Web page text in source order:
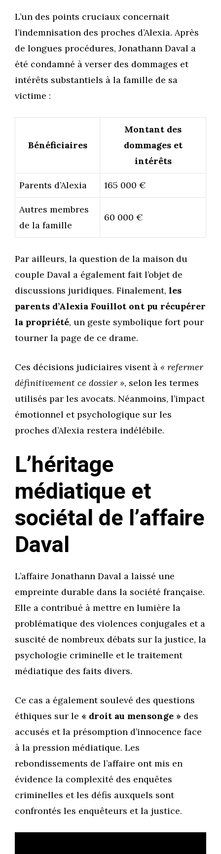
L’un des points cruciaux concernait
l’indemnisation des proches d’Alexia. Après
de longues procédures, Jonathann Daval a
été condamné à verser des dommages et
intérêts substantiels à la famille de sa
victime :
Bénéficiaires
Montant des
dommages et
intérêts
Parents d’Alexia 165 000 €
Autres membres
de la famille
60 000 €
Par ailleurs, la question de la maison du
couple Daval a également fait l’objet de
discussions juridiques. Finalement, les
parents d’Alexia Fouillot ont pu récupérer
la propriété, un geste symbolique fort pour
tourner la page de ce drame.
Ces décisions judiciaires visent à « refermer
définitivement ce dossier », selon les termes
utilisés par les avocats. Néanmoins, l’impact
émotionnel et psychologique sur les
proches d’Alexia restera indélébile.
L’héritage
médiatique et
sociétal de l’affaire
Daval
L’affaire Jonathann Daval a laissé une
empreinte durable dans la société française.
Elle a contribué à mettre en lumière la
problématique des violences conjugales et a
suscité de nombreux débats sur la justice, la
psychologie criminelle et le traitement
médiatique des faits divers.
Ce cas a également soulevé des questions
éthiques sur le « droit au mensonge » des
accusés et la présomption d’innocence face
à la pression médiatique. Les
rebondissements de l’affaire ont mis en
évidence la complexité des enquêtes
criminelles et les défis auxquels sont
confrontés les enquêteurs et la justice.